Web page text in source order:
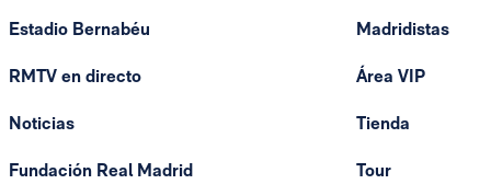
Estadio Bernabéu
RMTV en directo
Noticias
Fundación Real Madrid
Madridistas
Área VIP
Tienda
Tour